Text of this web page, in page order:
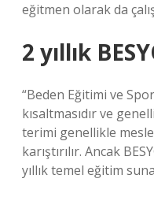
eğitmen olarak da
2 yıllık
“Beden Eğitimi ve
kısaltmasıdır ve
terimi genellikle
karıştırılır. Ancak
yıllık temel eğitim